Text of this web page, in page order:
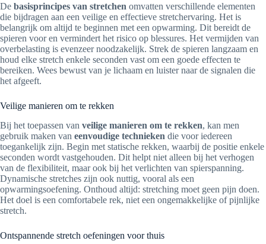
De basisprincipes van stretchen omvatten verschillende elementen
die bijdragen aan een veilige en effectieve stretchervaring. Het is
belangrijk om altijd te beginnen met een opwarming. Dit bereidt de
spieren voor en vermindert het risico op blessures. Het vermijden van
overbelasting is evenzeer noodzakelijk. Strek de spieren langzaam en
houd elke stretch enkele seconden vast om een goede effecten te
bereiken. Wees bewust van je lichaam en luister naar de signalen die
het afgeeft.
Veilige manieren om te rekken
Bij het toepassen van veilige manieren om te rekken, kan men
gebruik maken van eenvoudige technieken die voor iedereen
toegankelijk zijn. Begin met statische rekken, waarbij de positie enkele
seconden wordt vastgehouden. Dit helpt niet alleen bij het verhogen
van de flexibiliteit, maar ook bij het verlichten van spierspanning.
Dynamische stretches zijn ook nuttig, vooral als een
opwarmingsoefening. Onthoud altijd: stretching moet geen pijn doen.
Het doel is een comfortabele rek, niet een ongemakkelijke of pijnlijke
stretch.
Ontspannende stretch oefeningen voor thuis